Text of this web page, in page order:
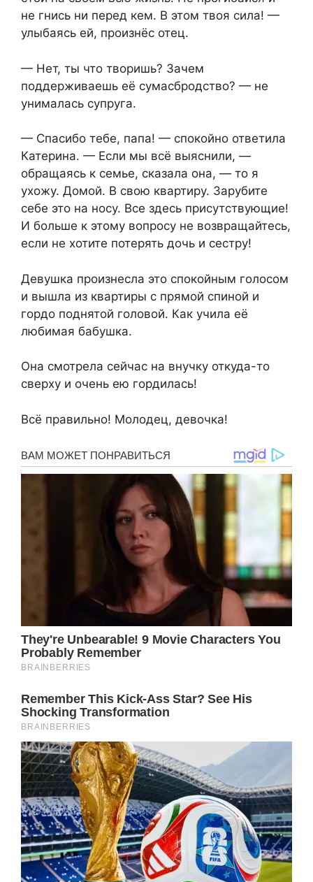
не гнись ни перед кем. В этом твоя сила! —
улыбаясь ей, произнёс отец.
— Нет, ты что творишь? Зачем
поддерживаешь её сумасбродство? — не
унималась супруга.
— Спасибо тебе, папа! — спокойно ответила
Катерина. — Если мы всё выяснили, —
обращаясь к семье, сказала она, — то я
ухожу. Домой. В свою квартиру. Зарубите
себе это на носу. Все здесь присутствующие!
И больше к этому вопросу не возвращайтесь,
если не хотите потерять дочь и сестру!
Девушка произнесла это спокойным голосом
и вышла из квартиры с прямой спиной и
гордо поднятой головой. Как учила её
любимая бабушка.
Она смотрела сейчас на внучку откуда-то
сверху и очень ею гордилась!
Всё правильно! Молодец, девочка!